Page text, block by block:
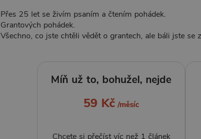
Přes 25 let se živím psaním a čtením pohádek.
Grantových pohádek.
Všechno, co jste chtěli vědět o grantech, ale báli jste se
Míň už to, bohužel, nejde
59 Kč /měsíc
Chcete si přečíst víc než 1 článek